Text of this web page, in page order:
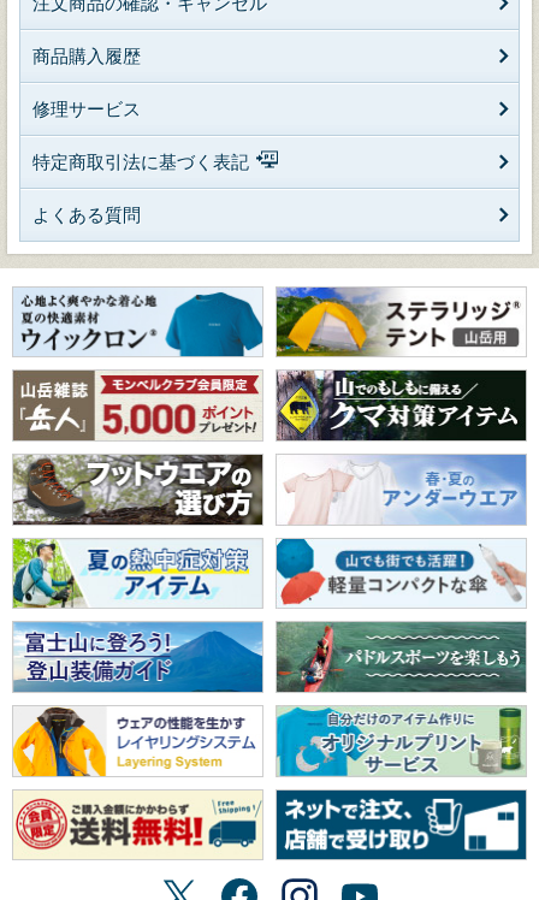
商品購入履歴
修理サービス
特定商取引法に基づく表記
よくある質問